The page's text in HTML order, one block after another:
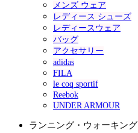
メンズ ウェア
レディース シューズ
レディースウェア
バッグ
アクセサリー
adidas
FILA
le coq sportif
Reebok
UNDER ARMOUR
ランニング・ウォーキング